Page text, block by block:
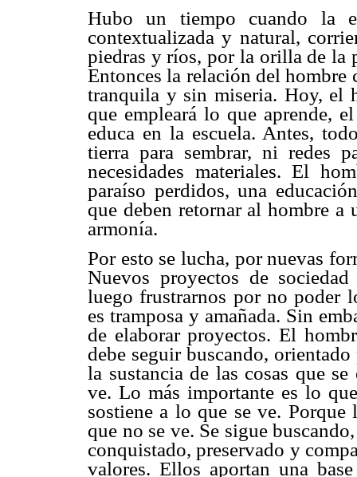
Hubo un tiempo cuando la
contextualizada y natural,
piedras y ríos, por la orilla de la
Entonces la relación del
tranquila y sin miseria. Hoy, el
que empleará lo que aprende,
educa en la escuela. Antes,
tierra para sembrar, ni redes
necesidades materiales. El
paraíso perdidos, una
que deben retornar al hombre a
armonía.
Por esto se lucha, por nuevas
Nuevos proyectos de
luego frustrarnos por no poder
es tramposa y amañada. Sin
de elaborar proyectos. El
debe seguir buscando,
la sustancia de las cosas que
ve. Lo más importante es lo
sostiene a lo que se ve. Porque
que no se ve. Se sigue
conquistado, preservado y
valores. Ellos aportan una